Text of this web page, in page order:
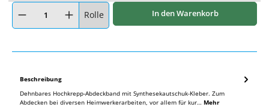
Produkt Anzahl: Gib den gewünschten Wert ein oder benutze die Schaltflächen
Rolle In den Warenkorb
Beschreibung
Dehnbares Hochkrepp-Abdeckband mit Synthesekautschuk-Kleber. Zum
Abdecken bei diversen Heimwerkerarbeiten, vor allem für kur… Mehr